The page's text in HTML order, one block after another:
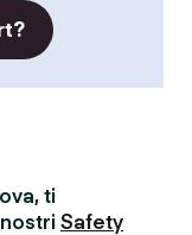
ti
Safety